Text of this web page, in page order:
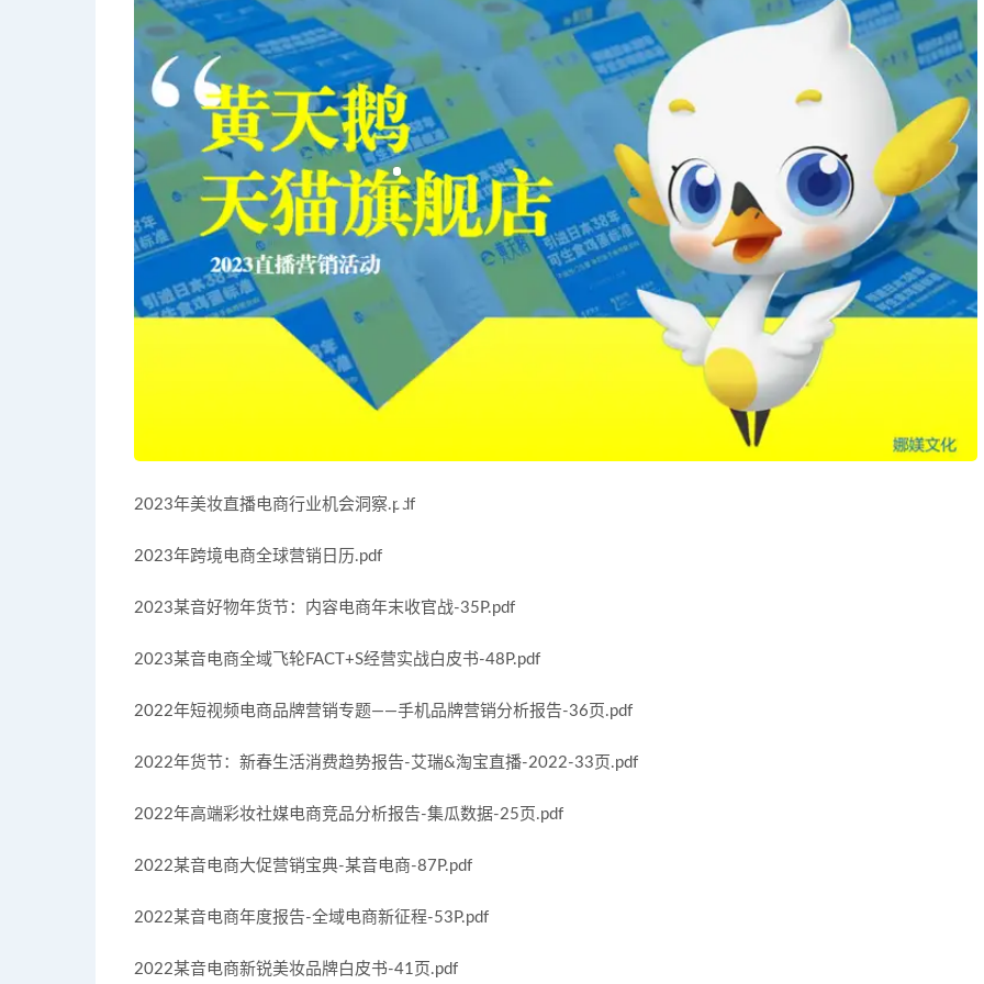
2023年美妆直播电商行业机会洞察.pdf
2023年跨境电商全球营销日历.pdf
2023某音好物年货节：内容电商年末收官战-35P.pdf
2023某音电商全域飞轮FACT+S经营实战白皮书-48P.pdf
2022年短视频电商品牌营销专题——手机品牌营销分析报告-36页.pdf
2022年货节：新春生活消费趋势报告-艾瑞&淘宝直播-2022-33页.pdf
2022年高端彩妆社媒电商竞品分析报告-集瓜数据-25页.pdf
2022某音电商大促营销宝典-某音电商-87P.pdf
2022某音电商年度报告-全域电商新征程-53P.pdf
2022某音电商新锐美妆品牌白皮书-41页.pdf